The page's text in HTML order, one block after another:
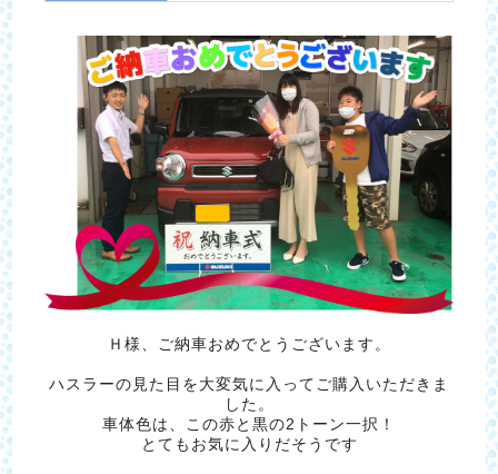
Ｈ様、ご納車おめでとうございます。
ハスラーの見た目を大変気に入ってご購入いただきま
した。
車体色は、この赤と黒の2トーン一択！
とてもお気に入りだそうです